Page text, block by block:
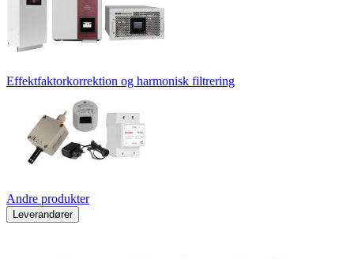
Effektfaktorkorrektion og harmonisk filtrering
Andre produkter
Leverandører